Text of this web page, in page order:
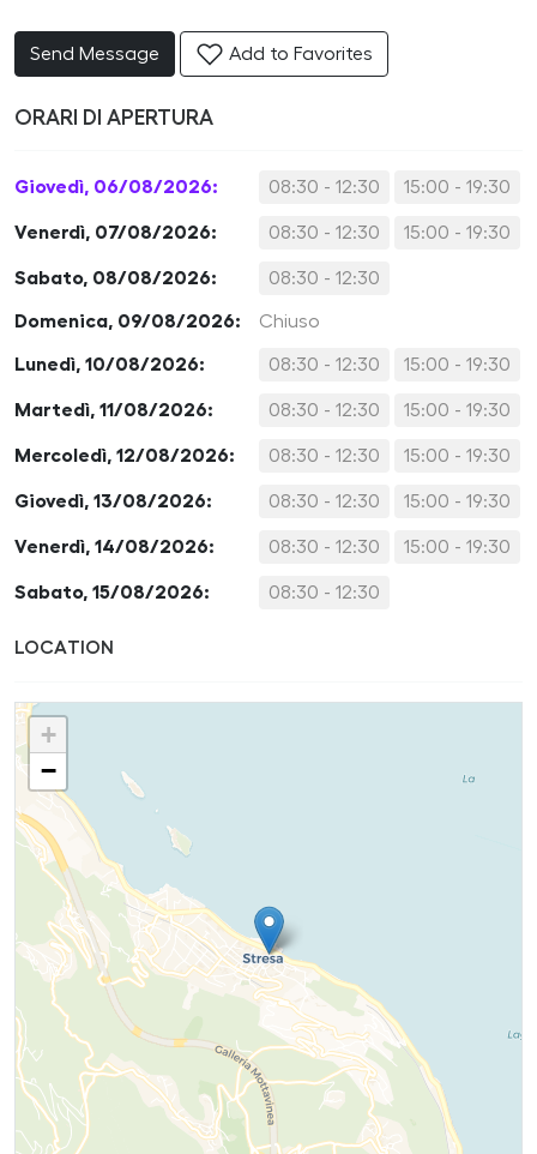
Send Message Add to Favorites
ORARI DI APERTURA
Giovedì, 06/08/2026: 08:30 - 12:30 15:00 - 19:30
Venerdì, 07/08/2026: 08:30 - 12:30 15:00 - 19:30
Sabato, 08/08/2026: 08:30 - 12:30
Domenica, 09/08/2026: Chiuso
Lunedì, 10/08/2026: 08:30 - 12:30 15:00 - 19:30
Martedì, 11/08/2026: 08:30 - 12:30 15:00 - 19:30
Mercoledì, 12/08/2026: 08:30 - 12:30 15:00 - 19:30
Giovedì, 13/08/2026: 08:30 - 12:30 15:00 - 19:30
Venerdì, 14/08/2026: 08:30 - 12:30 15:00 - 19:30
Sabato, 15/08/2026: 08:30 - 12:30
LOCATION
+
−